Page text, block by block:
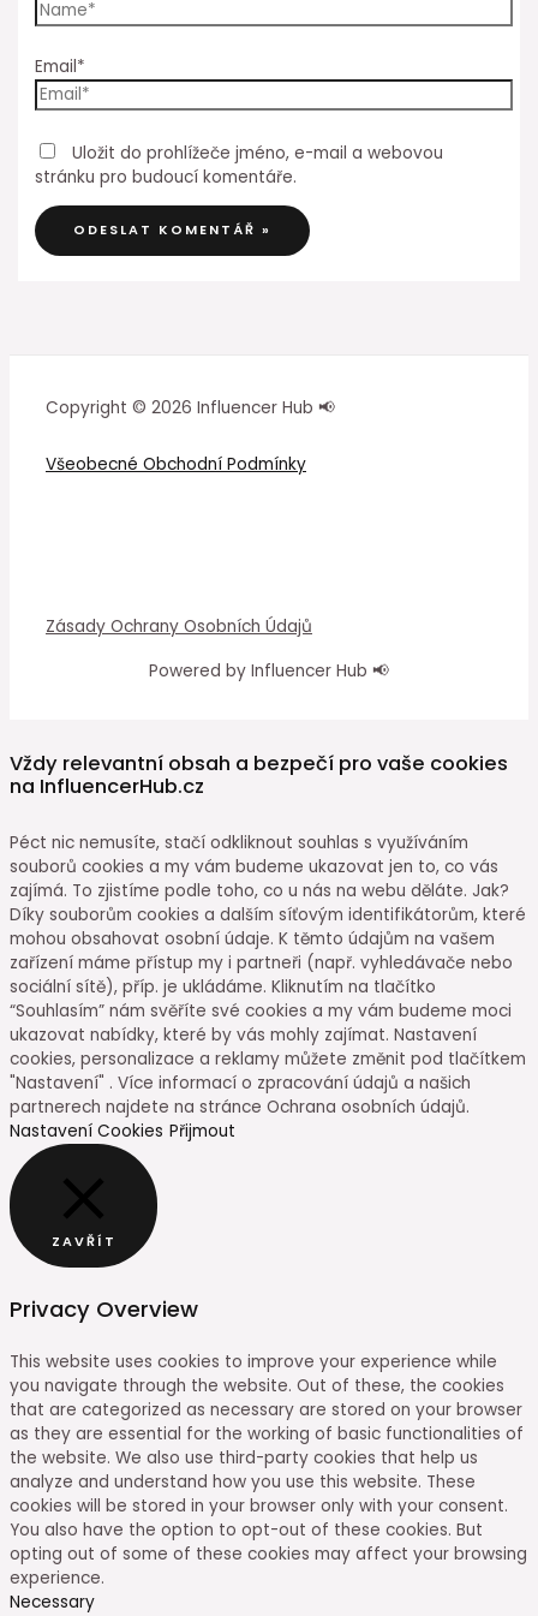
Email*
Uložit do prohlížeče jméno, e-mail a webovou
stránku pro budoucí komentáře.
Copyright © 2026 Influencer Hub 📢
Všeobecné Obchodní Podmínky
Zásady Ochrany Osobních Údajů
Powered by Influencer Hub 📢
Vždy relevantní obsah a bezpečí pro vaše cookies
na InfluencerHub.cz
Péct nic nemusíte, stačí odkliknout souhlas s využíváním
souborů cookies a my vám budeme ukazovat jen to, co vás
zajímá. To zjistíme podle toho, co u nás na webu děláte. Jak?
Díky souborům cookies a dalším síťovým identifikátorům, které
mohou obsahovat osobní údaje. K těmto údajům na vašem
zařízení máme přístup my i partneři (např. vyhledávače nebo
sociální sítě), příp. je ukládáme. Kliknutím na tlačítko
“Souhlasím” nám svěříte své cookies a my vám budeme moci
ukazovat nabídky, které by vás mohly zajímat. Nastavení
cookies, personalizace a reklamy můžete změnit pod tlačítkem
"Nastavení" . Více informací o zpracování údajů a našich
partnerech najdete na stránce Ochrana osobních údajů.
Nastavení Cookies Přijmout
ZAVŘÍT
Privacy Overview
This website uses cookies to improve your experience while
you navigate through the website. Out of these, the cookies
that are categorized as necessary are stored on your browser
as they are essential for the working of basic functionalities of
the website. We also use third-party cookies that help us
analyze and understand how you use this website. These
cookies will be stored in your browser only with your consent.
You also have the option to opt-out of these cookies. But
opting out of some of these cookies may affect your browsing
experience.
Necessary